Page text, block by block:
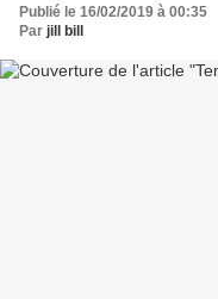
Publié le 16/02/2019 à 00:35
Par jill bill